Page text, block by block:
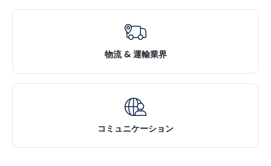
物流 & 運輸業界
コミュニケーション